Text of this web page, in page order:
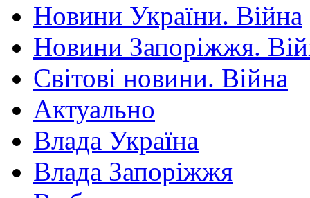
Новини України. Війна
Новини Запоріжжя.
Світові новини. Війна
Актуально
Влада Україна
Влада Запоріжжя